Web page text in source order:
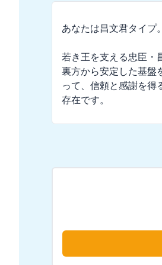
あなたは昌文君タイプ。
若き王を支える忠臣・
裏方から安定した基盤
って、信頼と感謝を得
存在です。